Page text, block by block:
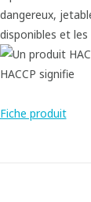
Fiche produit